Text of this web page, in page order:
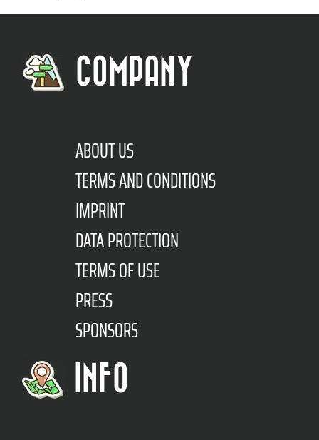
COMPANY
ABOUT US
TERMS AND CONDITIONS
IMPRINT
DATA PROTECTION
TERMS OF USE
PRESS
SPONSORS
INFO